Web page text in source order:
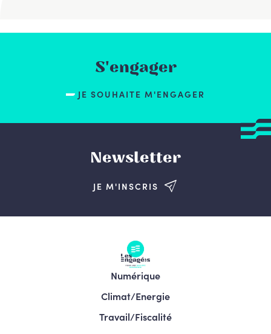
S'engager
JE SOUHAITE M'ENGAGER
Newsletter
JE M'INSCRIS
Numérique
Climat/Energie
Travail/Fiscalité